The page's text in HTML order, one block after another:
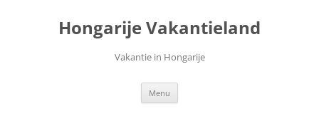
Hongarije Vakantieland
Vakantie in Hongarije
Menu